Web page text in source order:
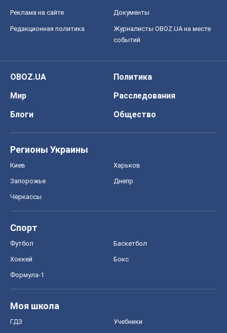
Реклама на сайте Документы
Редакционная политика
Журналисты OBOZ.UA на месте
событий
OBOZ.UA
Политика
Мир
Расследования
Блоги
Общество
Регионы Украины
Киев Харьков
Запорожье Днепр
Черкассы
Спорт
Футбол Баскетбол
Хоккей Бокс
Формула-1
Моя школа
ГДЗ Учебники